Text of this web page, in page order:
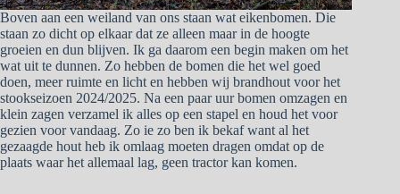
Boven aan een weiland van ons staan wat eikenbomen. Die
staan zo dicht op elkaar dat ze alleen maar in de hoogte
groeien en dun blijven. Ik ga daarom een begin maken om het
wat uit te dunnen. Zo hebben de bomen die het wel goed
doen, meer ruimte en licht en hebben wij brandhout voor het
stookseizoen 2024/2025. Na een paar uur bomen omzagen en
klein zagen verzamel ik alles op een stapel en houd het voor
gezien voor vandaag. Zo ie zo ben ik bekaf want al het
gezaagde hout heb ik omlaag moeten dragen omdat op de
plaats waar het allemaal lag, geen tractor kan komen.